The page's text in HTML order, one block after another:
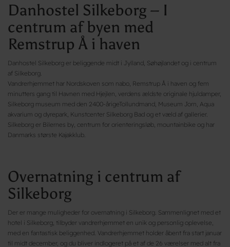
Danhostel Silkeborg – I
centrum af byen med
Remstrup Å i haven
Danhostel Silkeborg er beliggende midt i Jylland, Søhøjlandet og i centrum
af Silkeborg.
Vandrerhjemmet har Nordskoven som nabo, Remstrup Å i haven og fem
minutters gang til Havnen med Hjejlen, verdens ældste originale hjuldamper,
Silkeborg museum med den 2400-årigeTollundmand, Museum Jorn, Aqua
akvarium og dyrepark, Kunstcenter Silkeborg Bad og et væld af gallerier.
Silkeborg er Bilernes by, centrum for orienteringsløb, mountainbike og har
Danmarks største Kajakklub.
Overnatning i centrum af
Silkeborg
Der er mange muligheder for overnatning i Silkeborg. Sammenlignet med et
hotel i Silkeborg, tilbyder vandrerhjemmet en unik og personlig oplevelse,
med en fantastisk beliggenhed. Vandrerhjemmet holder åbent fra start januar
til midt december, og du bliver indlogeret på et af de 26 værelser med alt fra